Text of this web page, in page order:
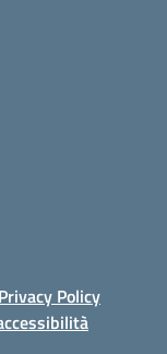
Privacy Policy